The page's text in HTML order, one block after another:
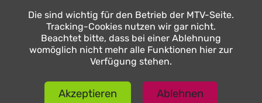
Die sind wichtig für den Betrieb der MTV-Seite.
Tracking-Cookies nutzen wir gar nicht.
Beachtet bitte, dass bei einer Ablehnung
womöglich nicht mehr alle Funktionen hier zur
Verfügung stehen.
Akzeptieren Ablehnen